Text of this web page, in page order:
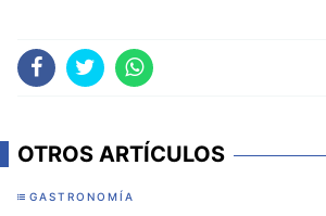
OTROS ARTÍCULOS
GASTRONOMÍA